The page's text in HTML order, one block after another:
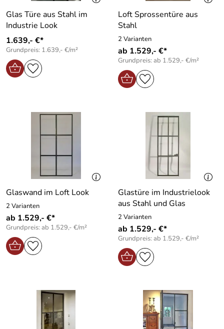
Glas Türe aus Stahl im
Industrie Look
1.639,- €*
Grundpreis: 1.639,- €/m²
Loft Sprossentüre aus
Stahl
2 Varianten
ab 1.529,- €*
Grundpreis: ab 1.529,- €/m²
Glaswand im Loft Look
2 Varianten
ab 1.529,- €*
Grundpreis: ab 1.529,- €/m²
Glastüre im Industrielook
aus Stahl und Glas
2 Varianten
ab 1.529,- €*
Grundpreis: ab 1.529,- €/m²